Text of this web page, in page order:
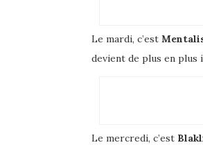
Le mardi, c’est
devient de plus en plus
Le mercredi, c’est